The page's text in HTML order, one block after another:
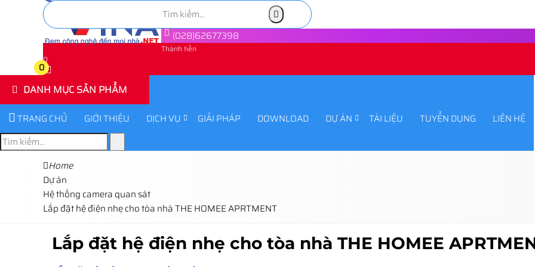
(028)62677398
Thành tiền
0
0
DANH MỤC SẢN PHẨM
TRANG CHỦ GIỚI THIỆU DỊCH VỤ GIẢI PHÁP DOWNLOAD DỰ ÁN TÀI LIỆU TUYỂN DỤNG LIÊN HỆ
Home
Dự án
Hệ thống camera quan sát
Lắp đặt hệ điện nhẹ cho tòa nhà THE HOMEE APRTMENT
Lắp đặt hệ điện nhẹ cho tòa nhà THE HOMEE